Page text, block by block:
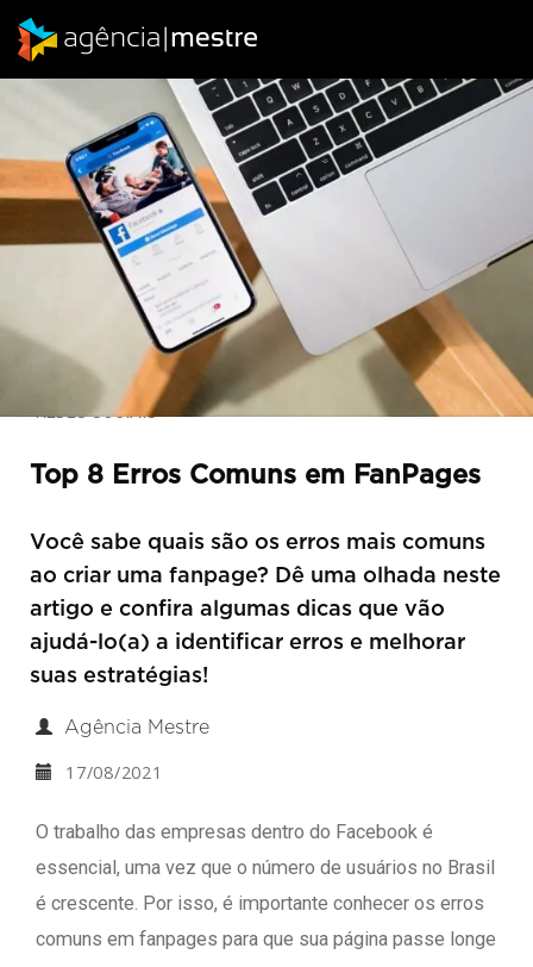
REDES SOCIAIS
Top 8 Erros Comuns em FanPages
Você sabe quais são os erros mais comuns
ao criar uma fanpage? Dê uma olhada neste
artigo e confira algumas dicas que vão
ajudá-lo(a) a identificar erros e melhorar
suas estratégias!
Agência Mestre
17/08/2021
O trabalho das empresas dentro do Facebook é
essencial, uma vez que o número de usuários no Brasil
é crescente. Por isso, é importante conhecer os erros
comuns em fanpages para que sua página passe longe